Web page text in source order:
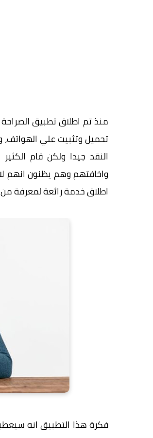
تحميل وتثبيت علي
النقد جيدا ولكن قام
واخافتهم وهم يظنون انهم
اطلاق خدمة رائعة لمعرفة
فكرة هذا التطبيق انه